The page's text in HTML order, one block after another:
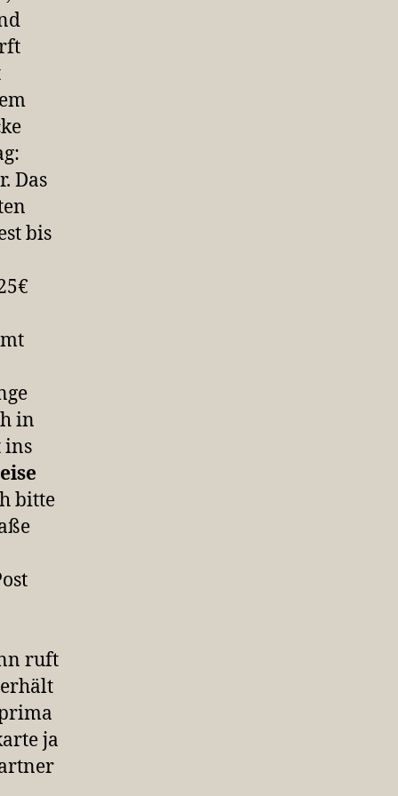
Das
bis
in
ins
bitte
ruft
ja